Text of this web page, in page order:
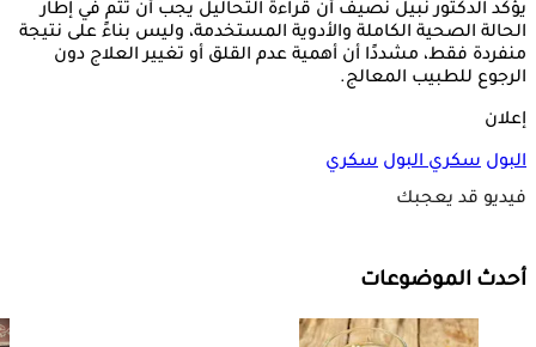
يؤكد الدكتور نبيل نصيف أن قراءة التحاليل يجب أن تتم في إطار
الحالة الصحية الكاملة والأدوية المستخدمة، وليس بناءً على نتيجة
منفردة فقط، مشددًا أن أهمية عدم القلق أو تغيير العلاج دون
الرجوع للطبيب المعالج.
إعلان
البول سكري البول سكري
فيديو قد يعجبك
أحدث الموضوعات